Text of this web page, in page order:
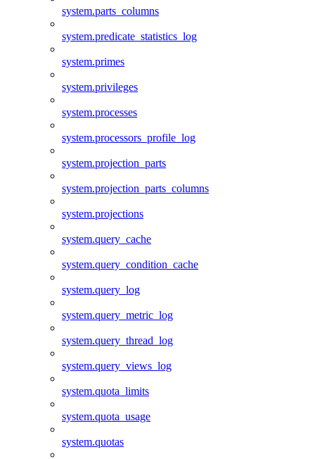
system.parts_columns
system.predicate_statistics_log
system.primes
system.privileges
system.processes
system.processors_profile_log
system.projection_parts
system.projection_parts_columns
system.projections
system.query_cache
system.query_condition_cache
system.query_log
system.query_metric_log
system.query_thread_log
system.query_views_log
system.quota_limits
system.quota_usage
system.quotas